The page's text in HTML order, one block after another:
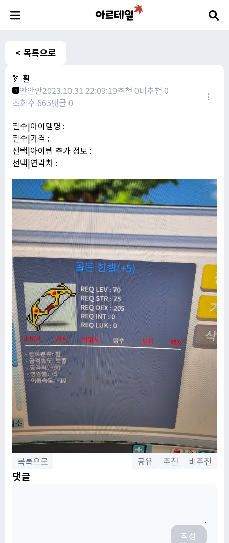
< 목록으로
🏹 활
1 안안안2023.10.31 22:09:19추천 0비추천 0
조회수 665댓글 0
필수|아이템명 :
필수|가격 :
선택|아이템 추가 정보 :
선택|연락처 :
목록으로 공유 추천 비추천
댓글
작성